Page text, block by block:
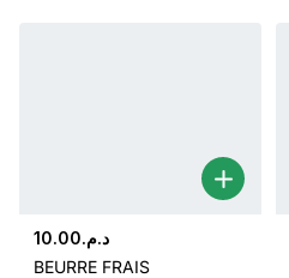
د.م.10.00
BEURRE FRAIS